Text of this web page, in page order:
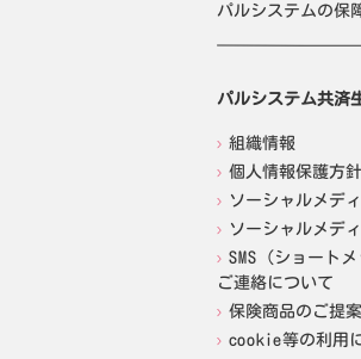
パルシステムの保
パルシステム共済
組織情報
個人情報保護方針
ソーシャルメデ
ソーシャルメデ
SMS（ショート
ご連絡について
保険商品のご提
cookie等の利用